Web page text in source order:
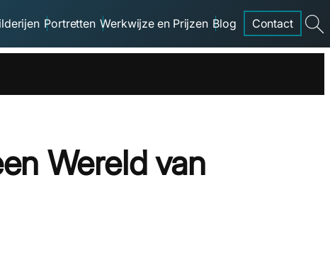
Portretten Werkwijze en Prijzen Blog Contact
Wereld van